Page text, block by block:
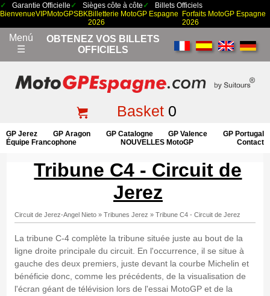
Garantie Officielle Sièges côte à côte
Billets Officiels
BienvenueVIPMotoGPSBKBilletterie MotoGP Espagne
2026
Forfaits MotoGP Espagne
2026
Menú
☰
OBTENEZ VOS BILLETS
OFFICIELS
Basket0
GP Jerez GP Aragon GP Catalogne GP Valence
GP Portugal
Équipe Francophone
NOUVELLES MotoGP Contact
Tribune C4 - Circuit de
Jerez
Circuit de Jerez-Angel Nieto» Tribunes Jerez » Tribune C4 - Circuit de Jerez
La tribune C-4 complète la tribune située juste au bout de la
ligne droite principale du circuit. En l'occurrence, il se situe à
gauche des deux premiers, juste devant la courbe Michelin et
bénéficie donc, comme les précédents, de la visualisation de
l'écran géant de télévision lors de l'essai MotoGP et de la